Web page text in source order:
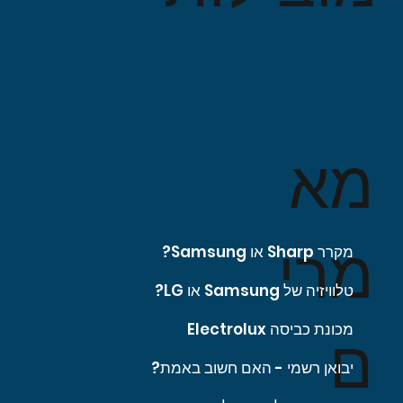
מא
מרי
ם
מקרר Sharp או Samsung?
טלוויזיה של Samsung או LG?
מכונת כביסה Electrolux
יבואן רשמי - האם חשוב באמת?